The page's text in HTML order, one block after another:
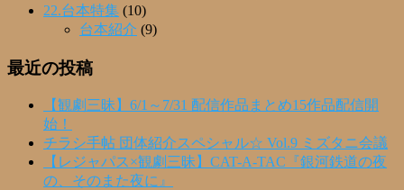
22.台本特集 (10)
台本紹介 (9)
最近の投稿
【観劇三昧】6/1～7/31 配信作品まとめ15作品配信開
始！
チラシ手帖 団体紹介スペシャル☆ Vol.9 ミズタニ会議
【レジャパス×観劇三昧】CAT-A-TAC『銀河鉄道の夜
の、そのまた夜に』